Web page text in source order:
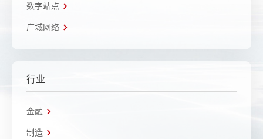
数字站点
广域网络
行业
金融
制造